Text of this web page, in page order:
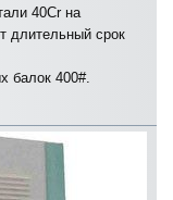
40Cr на
длительный срок
балок 400#.